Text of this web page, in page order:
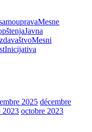
Mesne
Javna
Mesni
Inicijativa
2025 décembre
2023 octobre 2023